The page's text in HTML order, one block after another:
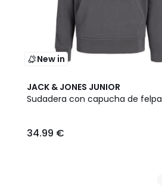
New in
JACK & JONES JUNIOR
Sudadera con capucha de felpa
34.99 €
2
Colores